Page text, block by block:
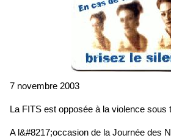
7 novembre 2003
La FITS est opposée à la violence sous
A l&#8217;occasion de la Journée des